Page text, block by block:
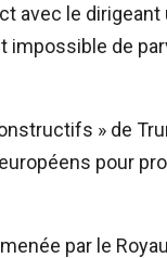
avec le dirigeant
impossible de
» de
pour
par le